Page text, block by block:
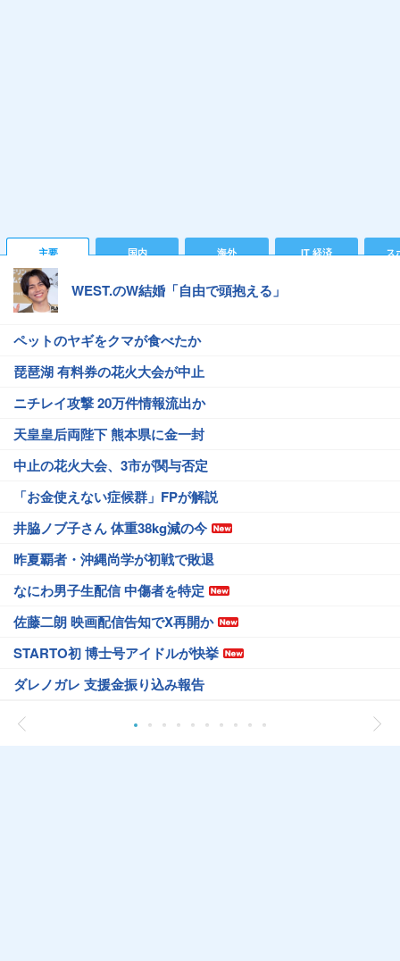
主要 国内 海外 IT 経済 ス
WEST.のW結婚「自由で頭抱える」
ペットのヤギをクマが食べたか
琵琶湖 有料券の花火大会が中止
ニチレイ攻撃 20万件情報流出か
天皇皇后両陛下 熊本県に金一封
中止の花火大会、3市が関与否定
「お金使えない症候群」FPが解説
井脇ノブ子さん 体重38kg減の今
昨夏覇者・沖縄尚学が初戦で敗退
なにわ男子生配信 中傷者を特定
佐藤二朗 映画配信告知でX再開か
STARTO初 博士号アイドルが快挙
ダレノガレ 支援金振り込み報告